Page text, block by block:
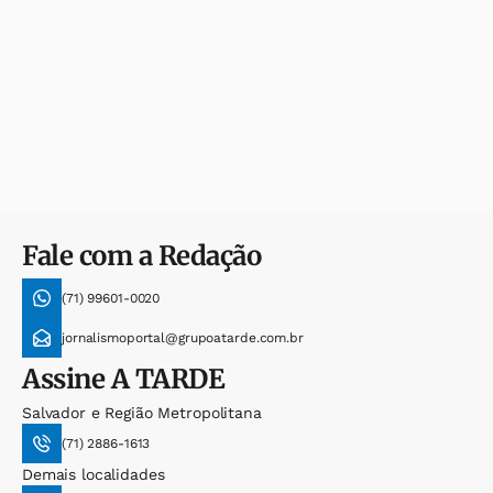
Fale com a Redação
(71) 99601-0020
jornalismoportal@grupoatarde.com.br
AssineA TARDE
Salvador e Região Metropolitana
(71) 2886-1613
Demais localidades